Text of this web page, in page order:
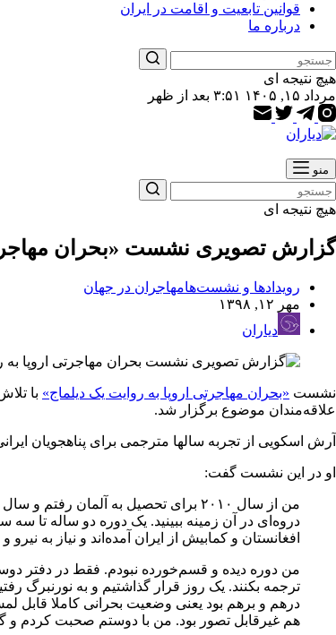
قوانین تابعیت و اقامت در ایران
درباره ما
هیچ نتیجه ای
مرداد ۱۵, ۱۴۰۵ ۳:۵۱ بعد از ظهر
منو
هیچ نتیجه ای
گزارش تصویری نشست «بحران
رویدادها و نشست‌هامهاجران در جهان
مهر ۱۲, ۱۳۹۸
دیاران
نشست «بحران مهاجرتی اروپا به روایت یک دیلماج» با
علاقه‌مندان موضوع برگزار شد.
آرش اسکویی از تجربه سالها مترجمی برای پناهجویان
او در این نشست گفت:
دروه‌ای در آن زمینه ببینید. یک دوره دو ساله تا سه
افغانستان و کمابیش از ایران آمده‌اند و نیاز به نیرو
من دوره دیده و قسم‌خورده نبودم. فقط در دفتر
ترجمه بکنند. یک روز قرار گذاشتیم و به نورنبرگ
درهم و برهم بود یعنی وضعیت بحرانی کاملا قابل
هم غیرقابل تصور بود. من با دوستم صحبت کردم و